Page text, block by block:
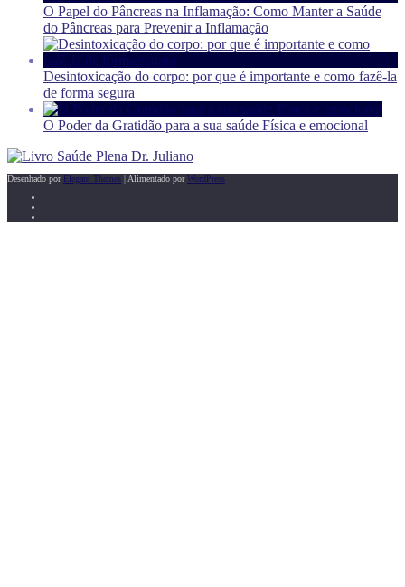
O Papel do Pâncreas na Inflamação: Como Manter a Saúde
do Pâncreas para Prevenir a Inflamação
Desintoxicação do corpo: por que é importante e como fazê-la
de forma segura
O Poder da Gratidão para a sua saúde Física e emocional
Desenhado por Elegant Themes | Alimentado porWordPress